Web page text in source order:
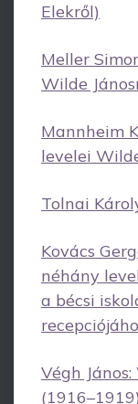
Elekről)
Meller
Wilde
Mannheim
levelei
Tolnai
Kovács
néhány
a bécsi
Végh